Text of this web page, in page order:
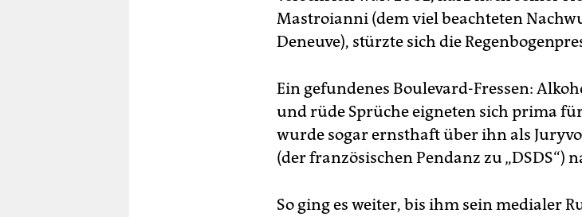
Mastroianni (dem viel beachteten
Deneuve), stürzte sich die
Ein gefundenes Boulevard-Fressen:
und rüde Sprüche eigneten sich prima
wurde sogar ernsthaft über ihn als
(der französischen Pendanz zu „DSDS“)
So ging es weiter, bis ihm sein medialer